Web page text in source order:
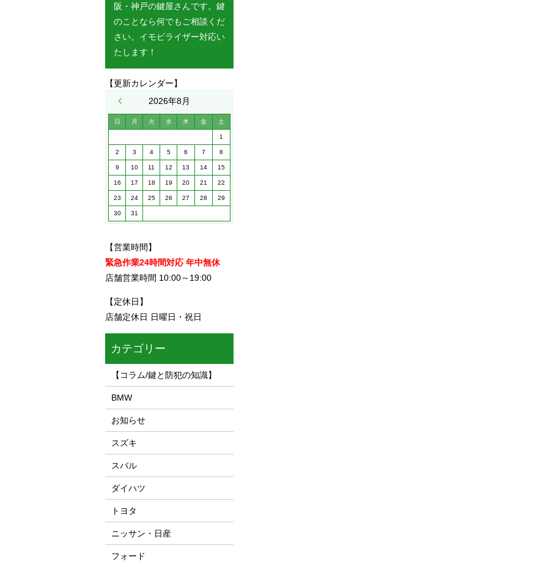
阪・神戸の鍵屋さんです。鍵
のことなら何でもご相談くだ
さい。イモビライザー対応い
たします！
【更新カレンダー】
2026年8月
日 月 火 水 木 金 土
1
2 3 4 5 6 7 8
9 10 11 12 13 14 15
16 17 18 19 20 21 22
23 24 25 26 27 28 29
30 31
【営業時間】
緊急作業24時間対応 年中無休
店舗営業時間 10:00～19:00
【定休日】
店舗定休日 日曜日・祝日
カテゴリー
【コラム/鍵と防犯の知識】
BMW
お知らせ
スズキ
スバル
ダイハツ
トヨタ
ニッサン・日産
フォード